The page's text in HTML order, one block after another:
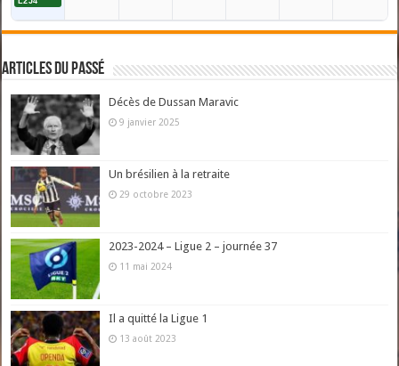
Articles du passé
Décès de Dussan Maravic
9 janvier 2025
Un brésilien à la retraite
29 octobre 2023
2023-2024 – Ligue 2 – journée 37
11 mai 2024
Il a quitté la Ligue 1
13 août 2023